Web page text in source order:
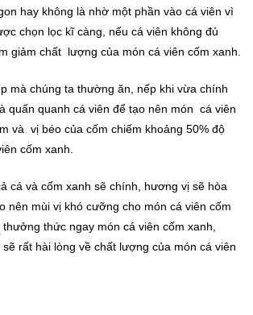
hay không là nhờ một phần vào cá viên vì
chọn lọc kĩ càng, nếu cá viên không đủ
giảm chất lượng của món cá viên cốm xanh.
mà chúng ta thường ăn, nếp khi vừa chính
quấn quanh cá viên để tạo nên món cá viên
và vị béo của cốm chiếm khoảng 50% độ
cốm xanh.
cá và cốm xanh sẽ chính, hương vị sẽ hòa
nên mùi vị khó cưỡng cho món cá viên cốm
thức ngay món cá viên cốm xanh,
rất hài lòng về chất lượng của món cá viên